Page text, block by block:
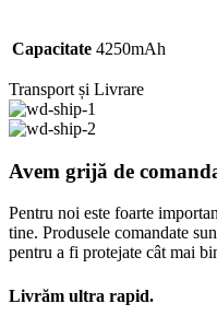
Capacitate 4250mAh
Transport și Livrare
Avem grijă de
Pentru noi este foarte
tine. Produsele comandate
pentru a fi protejate cât mai
Livrăm ultra rapid.